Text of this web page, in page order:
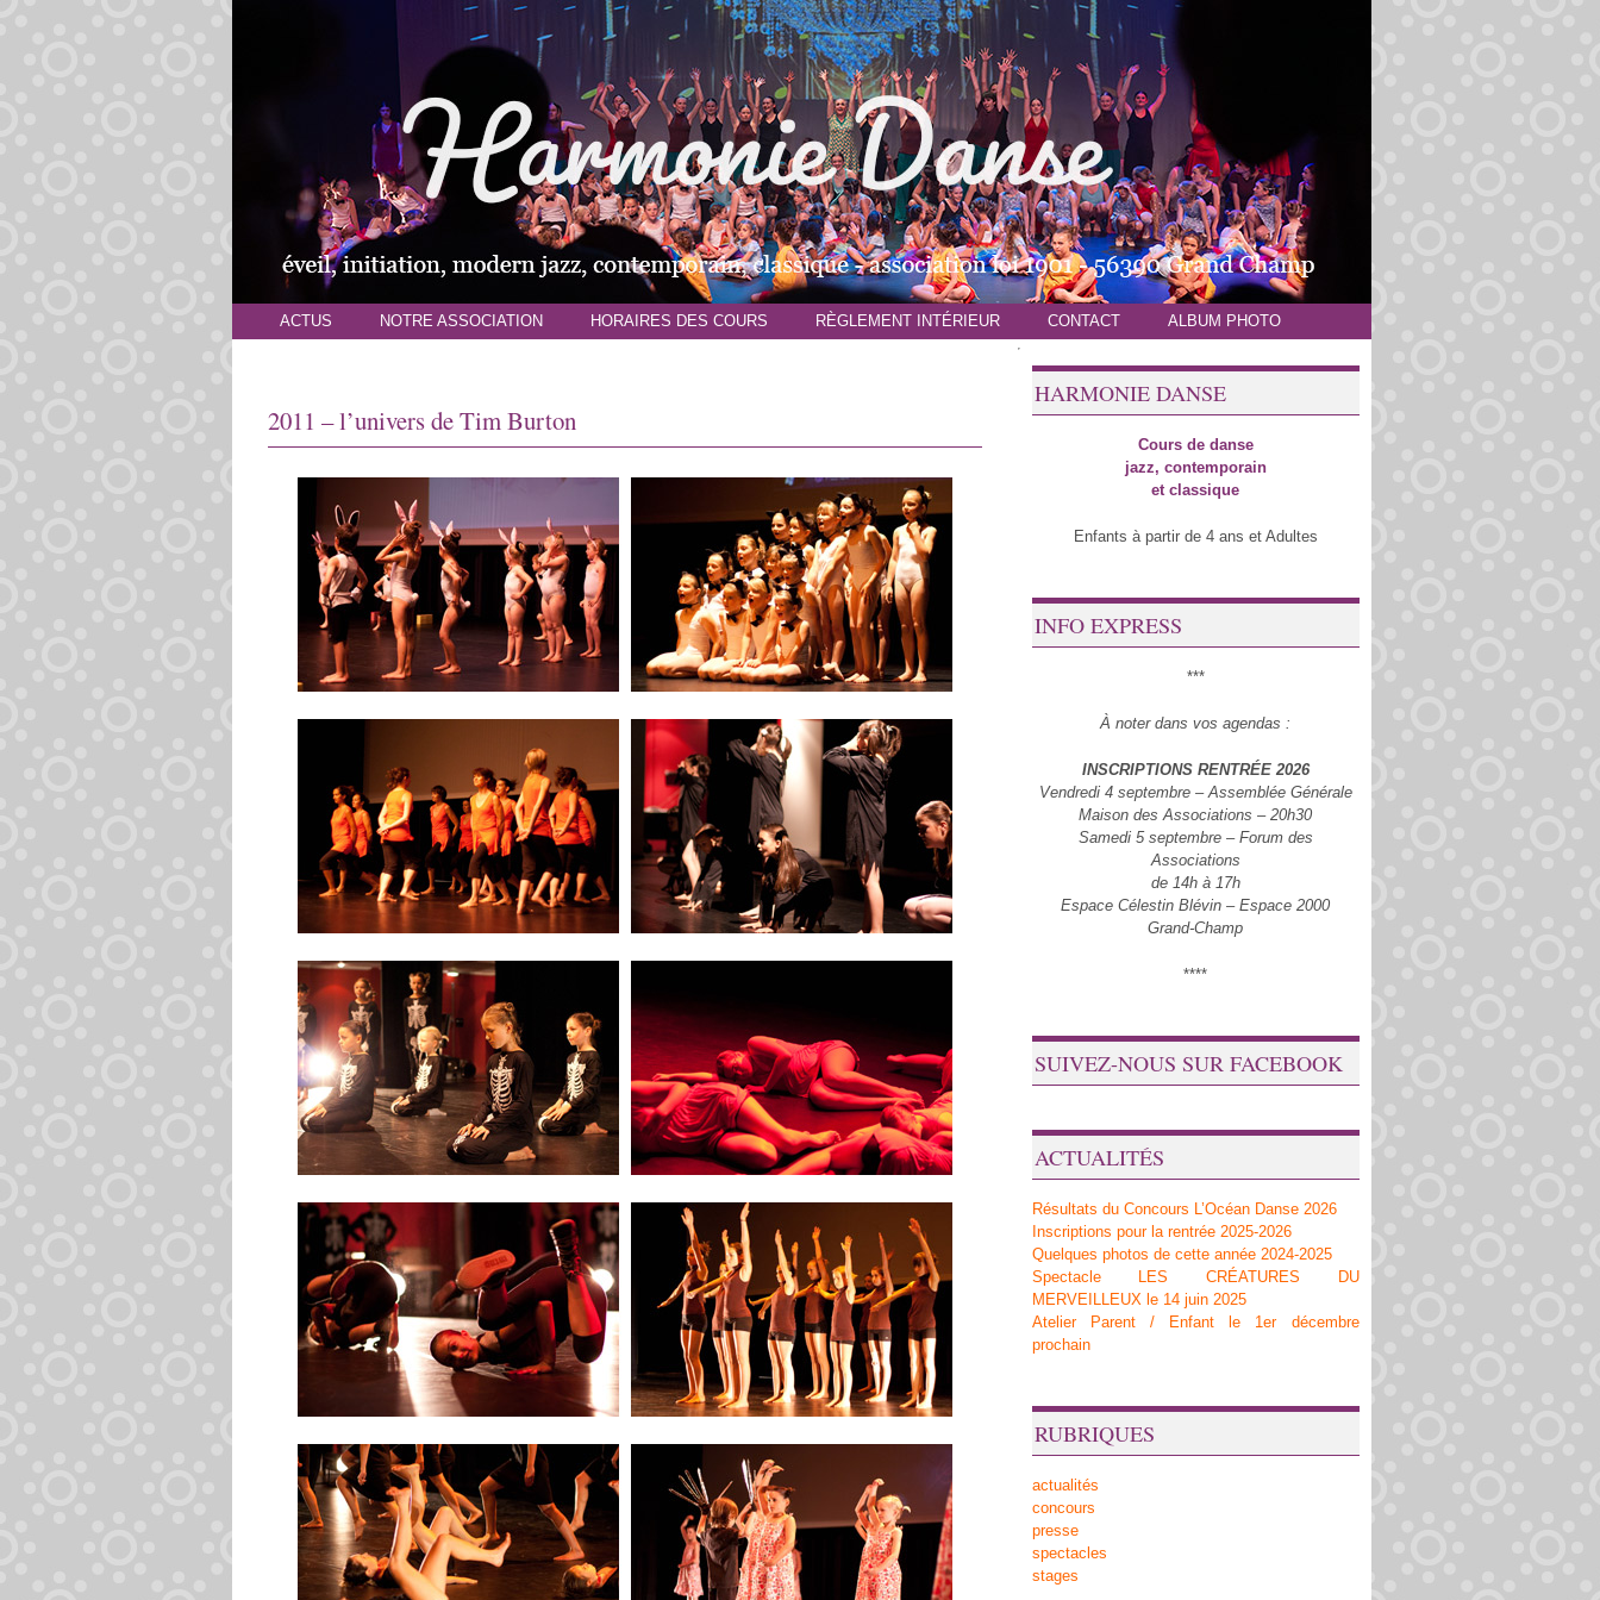
ACTUS NOTRE ASSOCIATION HORAIRES DES COURS RÈGLEMENT INTÉRIEUR CONTACT ALBUM PHOTO
2011 – l’univers de Tim Burton
HARMONIE DANSE
Cours de danse
jazz, contemporain
et classique
Enfants à partir de 4 ans et Adultes
INFO EXPRESS
***
À noter dans vos agendas :
INSCRIPTIONS RENTRÉE 2026
Vendredi 4 septembre – Assemblée Générale
Maison des Associations – 20h30
Samedi 5 septembre – Forum des
Associations
de 14h à 17h
Espace Célestin Blévin – Espace 2000
Grand-Champ
****
SUIVEZ-NOUS SUR FACEBOOK
ACTUALITÉS
Résultats du Concours L’Océan Danse 2026
Inscriptions pour la rentrée 2025-2026
Quelques photos de cette année 2024-2025
Spectacle LES CRÉATURES DU
MERVEILLEUX le 14 juin 2025
Atelier Parent / Enfant le 1er décembre
prochain
RUBRIQUES
actualités
concours
presse
spectacles
stages